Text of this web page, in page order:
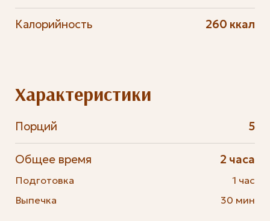
Калорийность 260 ккал
Характеристики
Порций 5
Общее время
Подготовка
Выпечка
2 часа
1 час
30 мин